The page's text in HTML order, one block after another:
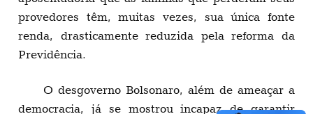
provedores têm, muitas vezes, sua única fonte
renda, drasticamente reduzida pela reforma da
Previdência.
O desgoverno Bolsonaro, além de ameaçar a
democracia, já se mostrou incapaz de garantir